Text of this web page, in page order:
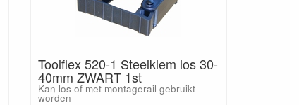
Toolflex 520-1 Steelklem los 30-
40mm ZWART 1st
Kan los of met montagerail gebruikt
worden